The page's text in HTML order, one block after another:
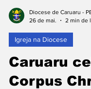
Diocese de Caruaru - PE